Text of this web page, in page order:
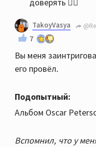
доверять 😶‍🌫️
TakoyVasya
7
Вы меня
его провёл.
Подопытный:
Альбом Oscar
Вспомнил, что у